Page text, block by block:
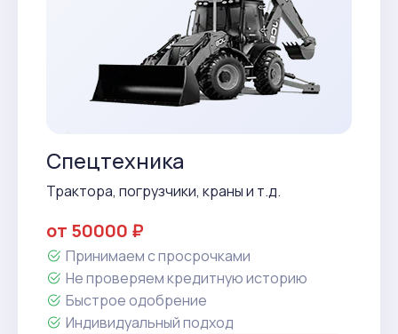
Спецтехника
Трактора, погрузчики, краны и т.д.
от 50000 ₽
Принимаем с просрочками
Не проверяем кредитную историю
Быстрое одобрение
Индивидуальный подход